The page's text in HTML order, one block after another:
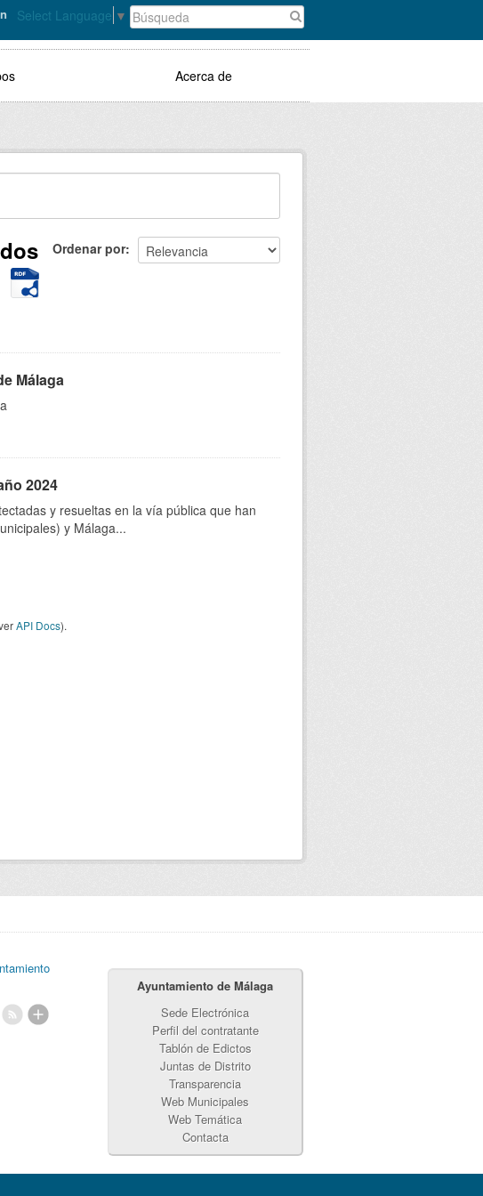
Select Language ▼
Acerca de
Ordenar por
Málaga
2024
y resueltas en la vía pública que han
y Málaga...
API Docs).
Ayuntamiento de Málaga
Sede Electrónica
Perfil del contratante
Tablón de Edictos
Juntas de Distrito
Transparencia
Web Municipales
Web Temática
Contacta